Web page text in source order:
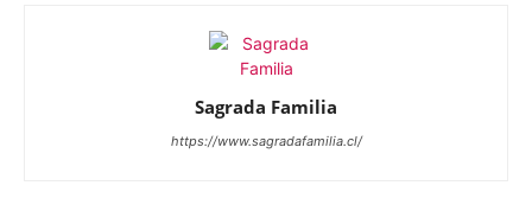
Sagrada Familia
https://www.sagradafamilia.cl/